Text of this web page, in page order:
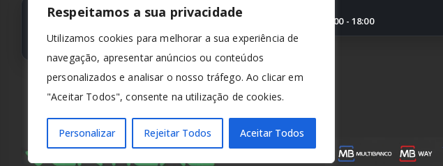
Respeitamos a sua privacidade
Utilizamos cookies para melhorar a sua experiência de
navegação, apresentar anúncios ou conteúdos
personalizados e analisar o nosso tráfego. Ao clicar em
"Aceitar Todos", consente na utilização de cookies.
Personalizar Rejeitar Todos Aceitar Todos
Contabilidade
234 020 500
Seg-Sex | 09:00 - 18:00